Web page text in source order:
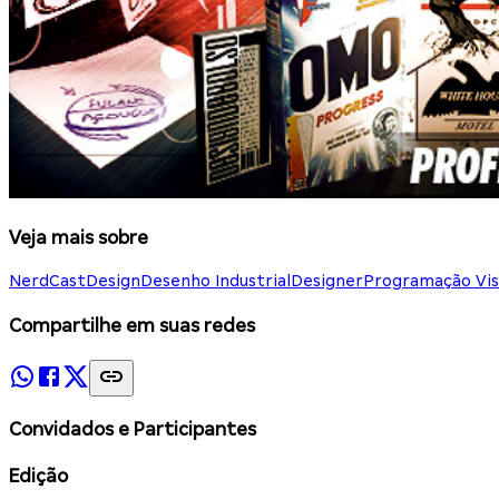
Veja mais sobre
NerdCastDesignDesenho Industrial DesignerProgramação
Compartilhe em suas redes
Convidados e Participantes
Edição